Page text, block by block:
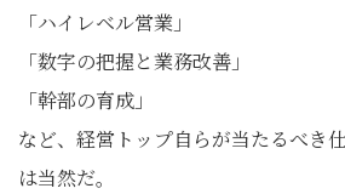
「ハイレベル営業」
「数字の把握と業務改善」
「幹部の育成」
など、経営トップ自らが当たるべき
は当然だ。